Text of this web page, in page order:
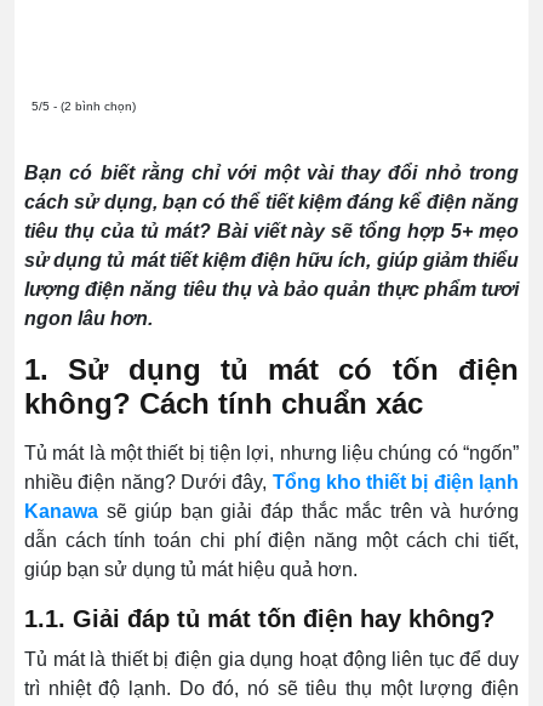
5/5 - (2 bình chọn)
Bạn có biết rằng chỉ với một vài thay đổi nhỏ trong
cách sử dụng, bạn có thể tiết kiệm đáng kể điện năng
tiêu thụ của tủ mát? Bài viết này sẽ tổng hợp 5+ mẹo
sử dụng tủ mát tiết kiệm điện hữu ích, giúp giảm thiểu
lượng điện năng tiêu thụ và bảo quản thực phẩm tươi
ngon lâu hơn.
1. Sử dụng tủ mát có tốn điện
không? Cách tính chuẩn xác
Tủ mát là một thiết bị tiện lợi, nhưng liệu chúng có “ngốn”
nhiều điện năng? Dưới đây, Tổng kho thiết bị điện lạnh
Kanawa sẽ giúp bạn giải đáp thắc mắc trên và hướng
dẫn cách tính toán chi phí điện năng một cách chi tiết,
giúp bạn sử dụng tủ mát hiệu quả hơn.
1.1. Giải đáp tủ mát tốn điện hay không?
Tủ mát là thiết bị điện gia dụng hoạt động liên tục để duy
trì nhiệt độ lạnh. Do đó, nó sẽ tiêu thụ một lượng điện